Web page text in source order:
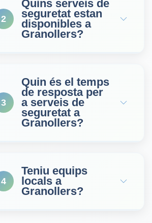
2
Quins serveis de
seguretat estan
disponibles a
Granollers?
3
Quin és el temps
de resposta per
a serveis de
seguretat a
Granollers?
4
Teniu equips
locals a
Granollers?